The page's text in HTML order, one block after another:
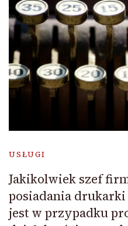
USŁUGI
Jakikolwiek szef
posiadania
jest w przypadku